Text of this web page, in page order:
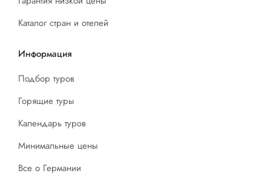
Каталог стран и отелей
Информация
Подбор туров
Горящие туры
Календарь туров
Минимальные цены
Все о Германии